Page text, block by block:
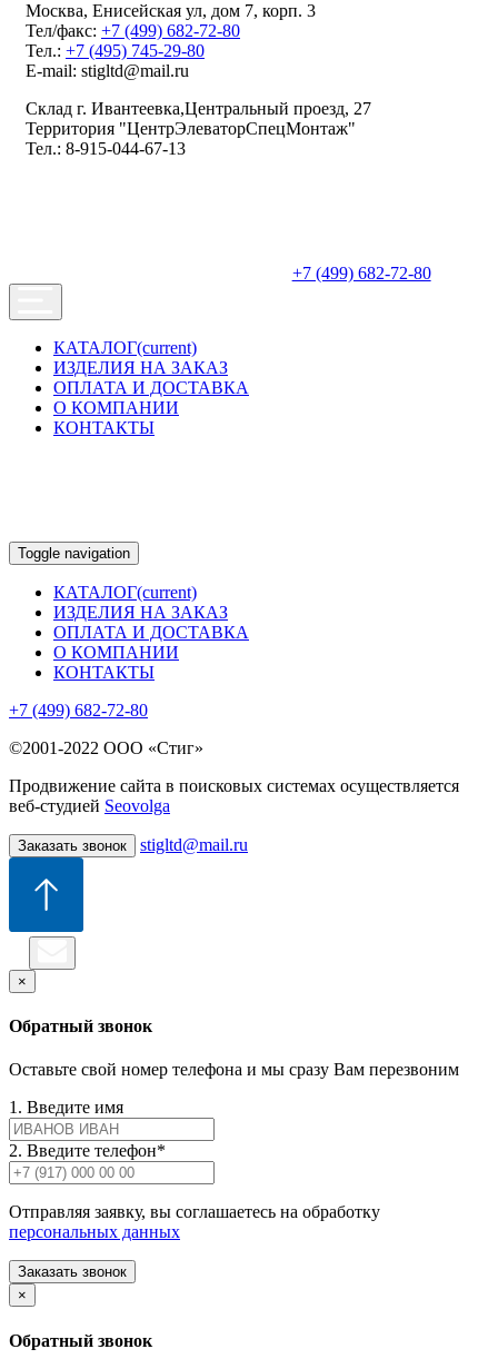
Москва, Енисейская ул, дом 7, корп. 3
Тел/факс: +7 (499) 682-72-80
Тел.: +7 (495) 745-29-80
E-mail: stigltd@mail.ru
Склад г. Ивантеевка,Центральный проезд, 27
Территория "ЦентрЭлеваторСпецМонтаж"
Тел.: 8-915-044-67-13
+7 (499) 682-72-80
КАТАЛОГ(current)
ИЗДЕЛИЯ НА ЗАКАЗ
ОПЛАТА И ДОСТАВКА
О КОМПАНИИ
КОНТАКТЫ
Toggle navigation
КАТАЛОГ(current)
ИЗДЕЛИЯ НА ЗАКАЗ
ОПЛАТА И ДОСТАВКА
О КОМПАНИИ
КОНТАКТЫ
+7 (499) 682-72-80
©2001-2022 ООО «Стиг»
Продвижение сайта в поисковых системах осуществляется
веб-студией Seovolga
Заказать звонок stigltd@mail.ru
×
Обратный звонок
Оставьте свой номер телефона и мы сразу Вам перезвоним
1. Введите имя
2. Введите телефон*
Отправляя заявку, вы соглашаетесь на обработку
персональных данных
Заказать звонок
×
Обратный звонок